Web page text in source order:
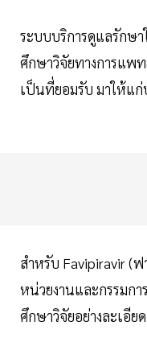
ระบบบริการดูแลรักษ
ศึกษาวิจัยทางการแพ
เป็นที่ยอมรับ มาให้แ
สำหรับ Favipiravir (
หน่วยงานและกรรมกา
ศึกษาวิจัยอย่างละเอียด